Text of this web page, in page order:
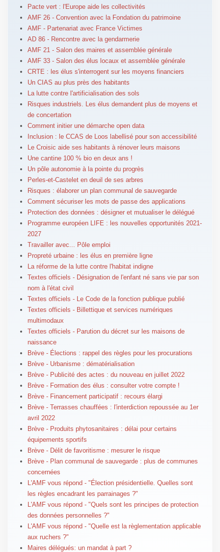
Pacte vert : l'Europe aide les collectivités
AMF 26 - Convention avec la Fondation du patrimoine
AMF - Partenariat avec France Victimes
AD 86 - Rencontre avec la gendarmerie
AMF 21 - Salon des maires et assemblée générale
AMF 33 - Salon des élus locaux et assemblée générale
CRTE : les élus s'interrogent sur les moyens financiers
Un CIAS au plus près des habitants
La lutte contre l'artificialisation des sols
Risques industriels. Les élus demandent plus de moyens et
de concertation
Comment initier une démarche open data
Inclusion : le CCAS de Loos labellisé pour son accessibilité
Le Croisic aide ses habitants à rénover leurs maisons
Une cantine 100 % bio en deux ans !
Un pôle autonomie à la pointe du progrès
Perles-et-Castelet en deuil de ses arbres
Risques : élaborer un plan communal de sauvegarde
Comment sécuriser les mots de passe des applications
Protection des données : désigner et mutualiser le délégué
Programme européen LIFE : les nouvelles opportunités 2021-
2027
Travailler avec... Pôle emploi
Propreté urbaine : les élus en première ligne
La réforme de la lutte contre l'habitat indigne
Textes officiels - Désignation de l'enfant né sans vie par son
nom à l'état civil
Textes officiels - Le Code de la fonction publique publié
Textes officiels - Billettique et services numériques
multimodaux
Textes officiels - Parution du décret sur les maisons de
naissance
Brève - Élections : rappel des règles pour les procurations
Brève - Urbanisme : dématérialisation
Brève - Publicité des actes : du nouveau en juillet 2022
Brève - Formation des élus : consulter votre compte !
Brève - Financement participatif : recours élargi
Brève - Terrasses chauffées : l'interdiction repoussée au 1er
avril 2022
Brève - Produits phytosanitaires : délai pour certains
équipements sportifs
Brève - Délit de favoritisme : mesurer le risque
Brève - Plan communal de sauvegarde : plus de communes
concernées
L'AMF vous répond - "Élection présidentielle. Quelles sont
les règles encadrant les parrainages ?"
L'AMF vous répond - "Quels sont les principes de protection
des données personnelles ?"
L'AMF vous répond - "Quelle est la règlementation applicable
aux ruchers ?"
Maires délégués: un mandat à part ?